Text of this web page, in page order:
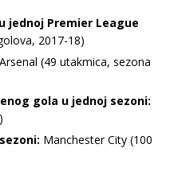
jednoj Premier League
2017-18)
Arsenal (49 utakmica, sezona
gola u jednoj sezoni:
Manchester City (100